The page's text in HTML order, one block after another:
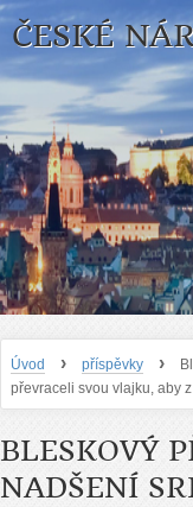
ČESKÉ
Úvod › příspěvky ›
převraceli svou vlajku, aby
BLESKOVÝ
NADŠENÍ